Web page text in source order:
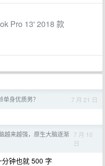
Pro 13' 2018 款
单身优质男？ 7 月 21 日
越来越强，原生大脑逐渐 7 月 10
日
钟也就 500 字